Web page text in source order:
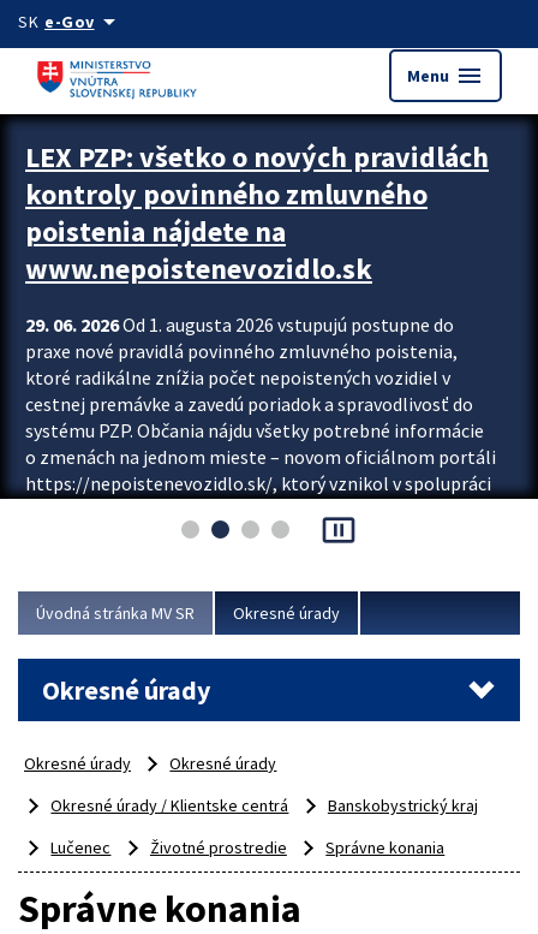
Preskocit na hlavný obsah
SK e-Govarrow_drop_down
Menu menu
Zastavit automatický posun upútavok
LEX PZP: všetko o nových pravidlách
kontroly povinného zmluvného
poistenia nájdete na
www.nepoistenevozidlo.sk
29. 06. 2026Od 1. augusta 2026 vstupujú postupne do
praxe nové pravidlá povinného zmluvného poistenia,
ktoré radikálne znížia počet nepoistených vozidiel v
cestnej premávke a zavedú poriadok a spravodlivosť do
systému PZP. Občania nájdu všetky potrebné informácie
o zmenách na jednom mieste – novom oficiálnom portáli
https://nepoistenevozidlo.sk/, ktorý vznikol v spolupráci
asociácie poisťovní (SLASPO) a Ministerstva vnútra SR.
Viac
pause_presentation
Úvodná stránka MV SR Okresné úrady
Okresné úrady
Okresné úrady
Okresné úrady
Okresné úrady / Klientske centrá
Banskobystrický kraj
Lučenec
Životné prostredie Správne konania
Správne konania